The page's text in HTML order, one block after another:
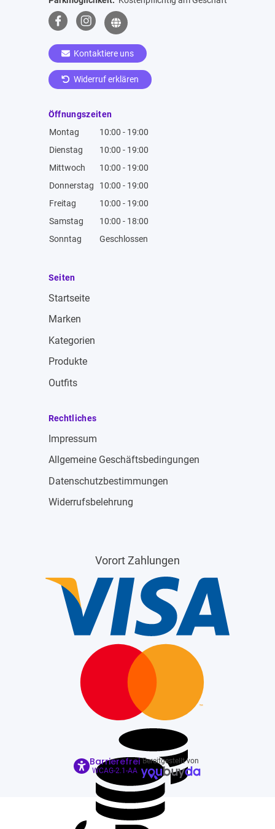
Kontaktiere uns
Widerruf erklären
Öffnungszeiten
Montag
10:00 - 19:00
Dienstag
10:00 - 19:00
Mittwoch
10:00 - 19:00
Donnerstag
10:00 - 19:00
Freitag
10:00 - 19:00
Samstag
10:00 - 18:00
Sonntag
Geschlossen
Seiten
Startseite
Marken
Kategorien
Produkte
Outfits
Rechtliches
Impressum
Allgemeine Geschäftsbedingungen
Datenschutzbestimmungen
Widerrufsbelehrung
Vorort Zahlungen
Barrierefrei
WCAG-2.1-AA
Bereitgestellt von